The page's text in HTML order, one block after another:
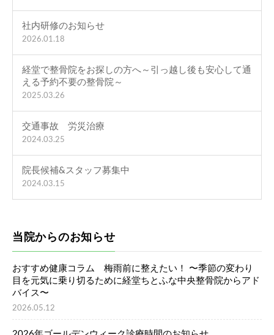
社内研修のお知らせ
2026.01.18
経堂で整骨院をお探しの方へ～引っ越し後も安心して通
える予約不要の整骨院～
2025.03.26
交通事故 労災治療
2024.03.25
院長候補&スタッフ募集中
2024.03.15
当院からのお知らせ
おすすめ健康コラム 梅雨前に整えたい！ 〜季節の変わり
目を元気に乗り切るために経堂ちとふな中央整骨院からアド
バイス〜
2026.05.12